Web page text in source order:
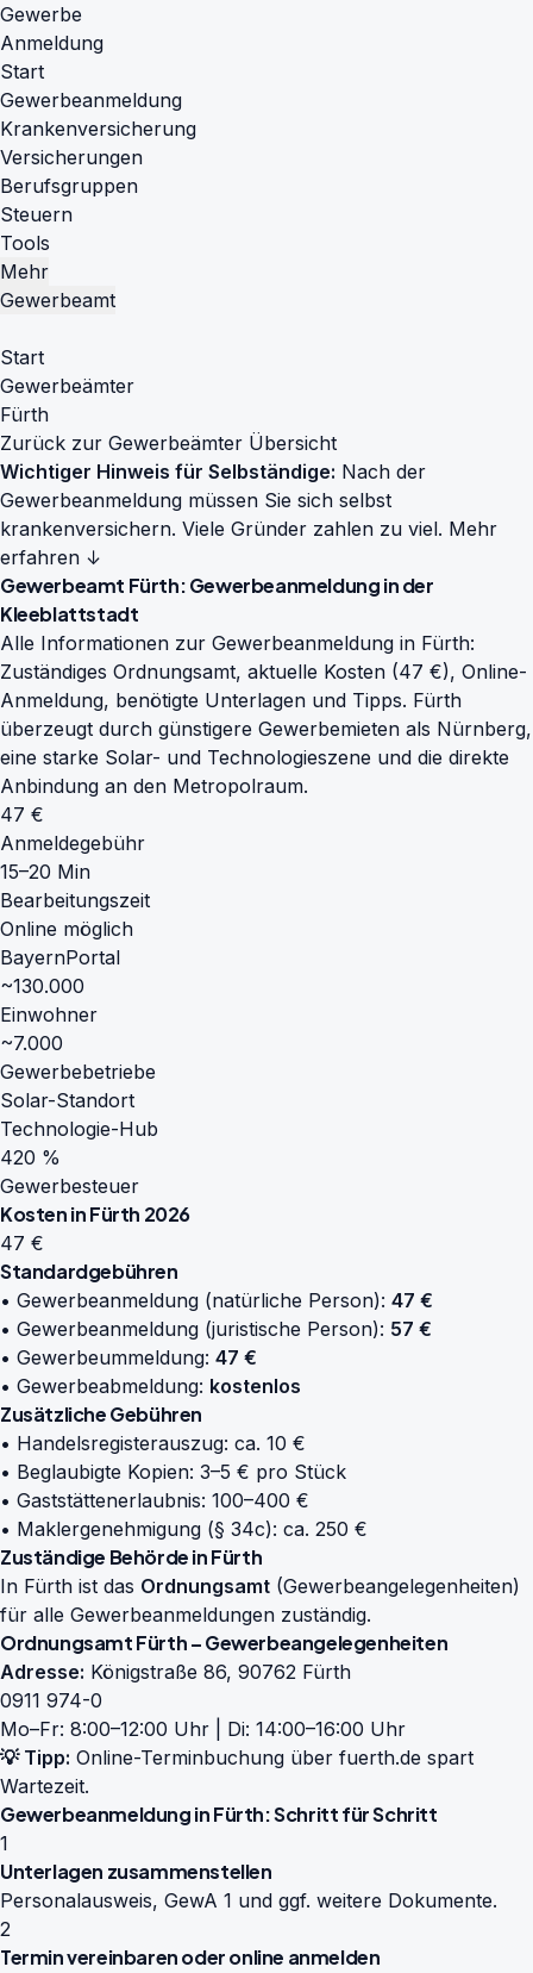
Gewerbe
Anmeldung
Start
Gewerbeanmeldung
Krankenversicherung
Versicherungen
Berufsgruppen
Steuern
Tools
Mehr
Gewerbeamt
Start
Gewerbeämter
Fürth
Zurück zur Gewerbeämter Übersicht
Wichtiger Hinweis für Selbständige: Nach der
Gewerbeanmeldung müssen Sie sich selbst
krankenversichern. Viele Gründer zahlen zu viel. Mehr
erfahren ↓
Gewerbeamt Fürth: Gewerbeanmeldung in der
Kleeblattstadt
Alle Informationen zur Gewerbeanmeldung in Fürth:
Zuständiges Ordnungsamt, aktuelle Kosten (47 €), Online-
Anmeldung, benötigte Unterlagen und Tipps. Fürth
überzeugt durch günstigere Gewerbemieten als Nürnberg,
eine starke Solar- und Technologieszene und die direkte
Anbindung an den Metropolraum.
47 €
Anmeldegebühr
15–20 Min
Bearbeitungszeit
Online möglich
BayernPortal
~130.000
Einwohner
~7.000
Gewerbebetriebe
Solar-Standort
Technologie-Hub
420 %
Gewerbesteuer
Kosten in Fürth 2026
47 €
Standardgebühren
• Gewerbeanmeldung (natürliche Person): 47 €
• Gewerbeanmeldung (juristische Person): 57 €
• Gewerbeummeldung: 47 €
• Gewerbeabmeldung: kostenlos
Zusätzliche Gebühren
• Handelsregisterauszug: ca. 10 €
• Beglaubigte Kopien: 3–5 € pro Stück
• Gaststättenerlaubnis: 100–400 €
• Maklergenehmigung (§ 34c): ca. 250 €
Zuständige Behörde in Fürth
In Fürth ist das Ordnungsamt (Gewerbeangelegenheiten)
für alle Gewerbeanmeldungen zuständig.
Ordnungsamt Fürth – Gewerbeangelegenheiten
Adresse: Königstraße 86, 90762 Fürth
0911 974-0
Mo–Fr: 8:00–12:00 Uhr | Di: 14:00–16:00 Uhr
💡 Tipp: Online-Terminbuchung über fuerth.de spart
Wartezeit.
Gewerbeanmeldung in Fürth: Schritt für Schritt
1
Unterlagen zusammenstellen
Personalausweis, GewA 1 und ggf. weitere Dokumente.
2
Termin vereinbaren oder online anmelden